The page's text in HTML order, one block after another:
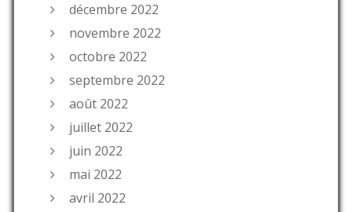
décembre 2022
novembre 2022
octobre 2022
septembre 2022
août 2022
juillet 2022
juin 2022
mai 2022
avril 2022